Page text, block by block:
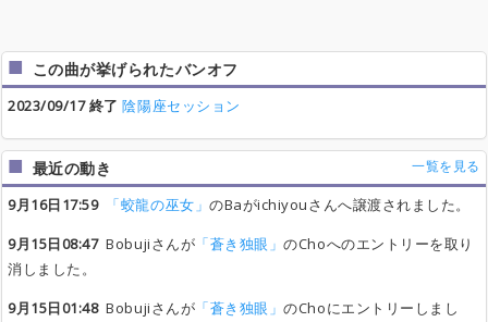
この曲が挙げられたバンオフ
2023/09/17 終了 陰陽座セッション
最近の動き 一覧を見る
9月16日17:59 「蛟龍の巫女」のBaがichiyouさんへ譲渡されました。
9月15日08:47Bobujiさんが 「蒼き独眼」のChoへのエントリーを取り
消しました。
9月15日01:48Bobujiさんが 「蒼き独眼」のChoにエントリーしまし